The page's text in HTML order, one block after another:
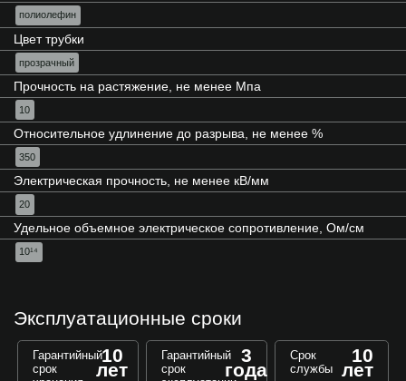
полиолефин
Цвет трубки
прозрачный
Прочность на растяжение, не менее Мпа
10
Относительное удлинение до разрыва, не менее %
350
Электрическая прочность, не менее кВ/мм
20
Удельное объемное электрическое сопротивление, Ом/см
10¹⁴
Эксплуатационные сроки
Гарантийный
срок
10
лет
Гарантийный
срок
3
года
Срок
службы
10
лет